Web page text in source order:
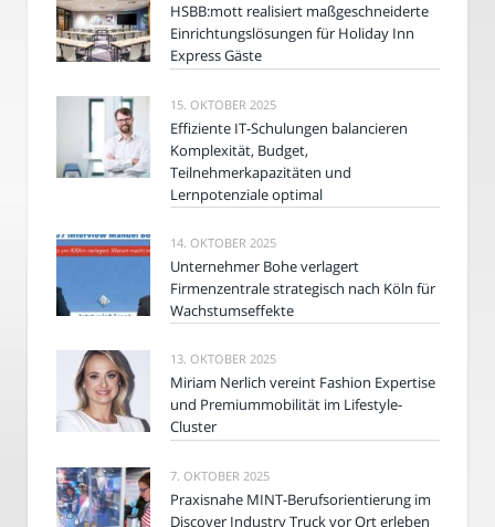
HSBB:mott realisiert maßgeschneiderte
Einrichtungslösungen für Holiday Inn
Express Gäste
15. OKTOBER 2025
Effiziente IT-Schulungen balancieren
Komplexität, Budget,
Teilnehmerkapazitäten und
Lernpotenziale optimal
14. OKTOBER 2025
Unternehmer Bohe verlagert
Firmenzentrale strategisch nach Köln für
Wachstumseffekte
13. OKTOBER 2025
Miriam Nerlich vereint Fashion Expertise
und Premiummobilität im Lifestyle-
Cluster
7. OKTOBER 2025
Praxisnahe MINT-Berufsorientierung im
Discover Industry Truck vor Ort erleben